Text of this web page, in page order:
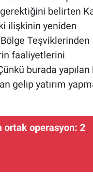
belirten
ilişkinin yeniden
Teşviklerinden
faaliyetlerini
burada yapılan
gelip yatırım
ortak operasyon: 2